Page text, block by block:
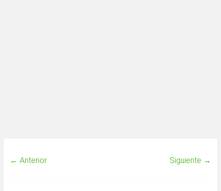
← Anterior Siguiente →